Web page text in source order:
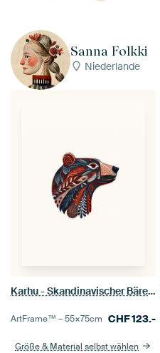
Sanna Folkki
Niederlande
Karhu - Skandinavischer Bärenkopf
ArtFrame™ –55×75cm CHF123.-
Größe & Material selbst wählen